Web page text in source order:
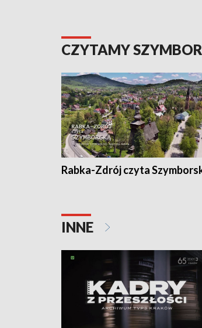
CZYTAMY
Rabka-Zdrój czyta
INNE